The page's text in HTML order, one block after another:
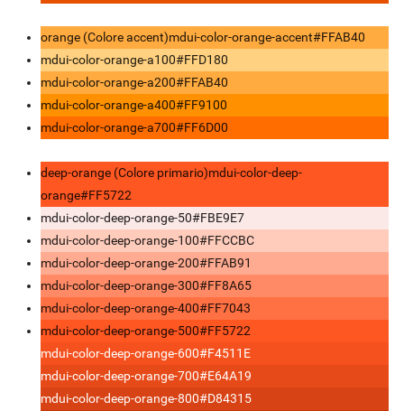
orange (Colore accent)mdui-color-orange-accent#FFAB40
mdui-color-orange-a100#FFD180
mdui-color-orange-a200#FFAB40
mdui-color-orange-a400#FF9100
mdui-color-orange-a700#FF6D00
deep-orange (Colore primario)mdui-color-deep-
orange#FF5722
mdui-color-deep-orange-50#FBE9E7
mdui-color-deep-orange-100#FFCCBC
mdui-color-deep-orange-200#FFAB91
mdui-color-deep-orange-300#FF8A65
mdui-color-deep-orange-400#FF7043
mdui-color-deep-orange-500#FF5722
mdui-color-deep-orange-600#F4511E
mdui-color-deep-orange-700#E64A19
mdui-color-deep-orange-800#D84315